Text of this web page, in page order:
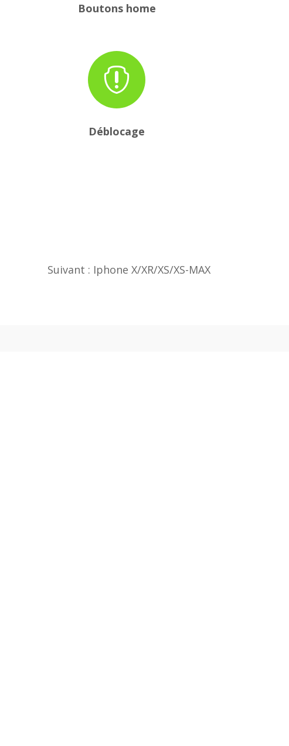
Boutons home

Déblocage
Suivant : Iphone X/XR/XS/XS-MAX